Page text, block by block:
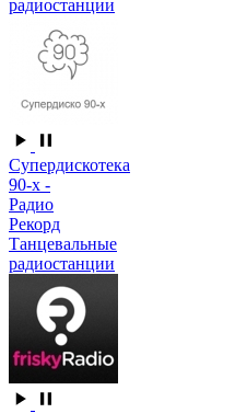
радиостанции
Супердискотека
90-х -
Радио
Рекорд
Танцевальные
радиостанции